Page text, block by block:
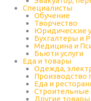
Специалисты
Обучение
Творчество
Юридические
Бухгалтеры и
Медицина и
Бьюти услуги
Еда и товары
Одежда,
Производство
Еда и
Строительные
Другие товары